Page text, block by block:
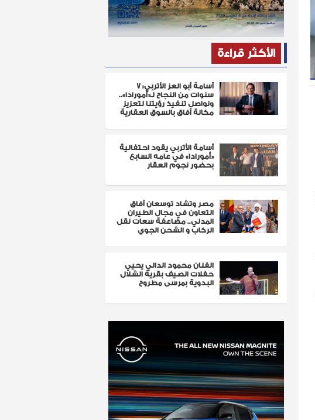
الأكثر قراءة
أسامة أبو العز الأتربي: 7
سنوات من النجاح لـ«أمورادا»..
ونواصل تنفيذ رؤيتنا لتعزيز
مكانة آفاق بالسوق العقارية
أسامة الأتربي يقود احتفالية
«أمورادا» في عامه السابع
بحضور نجوم العقار
مصر وتشاد توسعان آفاق
التعاون في مجال الطيران
المدني.. مضاعفة سعات نقل
الركاب و الشحن الجوي
الفنان محمود الدالي يحيي
حفلات الصيف بقرية الشلال
البدوية بمرسى مطروح